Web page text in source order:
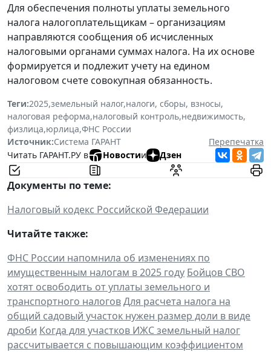
Для обеспечения полноты уплаты земельного
налога налогоплательщикам – организациям
направляются сообщения об исчисленных
налоговыми органами суммах налога. На их основе
формируется и подлежит учету на едином
налоговом счете совокупная обязанность.
Теги:2025,земельный налог,налоги, сборы, взносы,
налоговая реформа,налоговый контроль,недвижимость,
физлица,юрлица,ФНС России
Источник:Система ГАРАНТ
Перепечатка
Читать ГАРАНТ.РУ в
Новостии Дзен
Документы по теме:
Налоговый кодекс Российской Федерации
Читайте также:
ФНС России напомнила об изменениях по
имущественным налогам в 2025 году Бойцов СВО
хотят освободить от уплаты земельного и
транспортного налоговДля расчета налога на
общий садовый участок нужен размер доли в виде
дроби Когда для участков ИЖС земельный налог
рассчитывается с повышающим коэффициентом